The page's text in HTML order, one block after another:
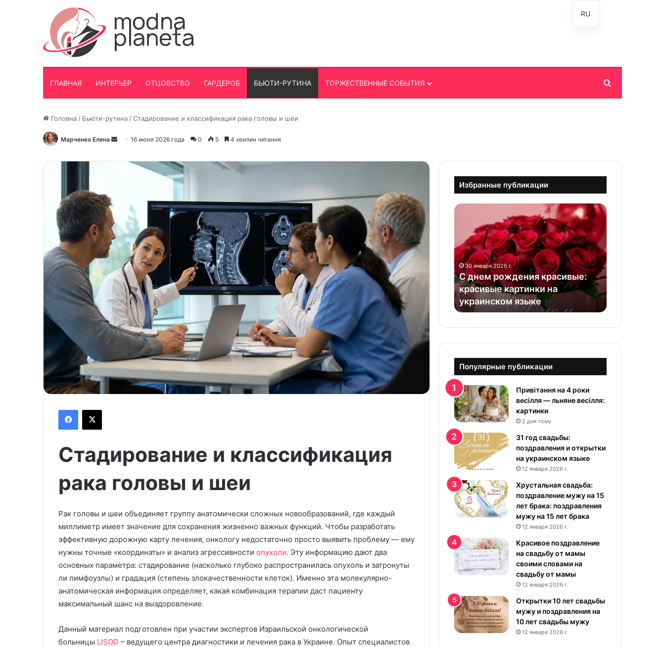
ГЛАВНАЯ ИНТЕРЬЕР ОТЦОВСТВО ГАРДЕРОБ БЬЮТИ-РУТИНА ТОРЖЕСТВЕННЫЕ СОБЫТИЯ
Головна / Бьюти-рутина /Стадирование и классификация рака головы и шеи
Марченко Елена
Отправить
16 июня 2026 года 0 5 4 хвилин читання
Стадирование и классификация
рака головы и шеи
Рак головы и шеи объединяет группу анатомически сложных новообразований, где каждый
миллиметр имеет значение для сохранения жизненно важных функций. Чтобы разработать
эффективную дорожную карту лечения, онкологу недостаточно просто выявить проблему — ему
нужны точные «координаты» и анализ агрессивности опухоли. Эту информацию дают два
основных параметра: стадирование (насколько глубоко распространилась опухоль и затронуты
ли лимфоузлы) и градация (степень злокачественности клеток). Именно эта молекулярно-
анатомическая информация определяет, какая комбинация терапии даст пациенту
максимальный шанс на выздоровление.
Данный материал подготовлен при участии экспертов Израильской онкологической
больницы LISOD – ведущего центра диагностики и лечения рака в Украине. Опыт специалистов
Избранные публикации
С
м
р
о
ж
д
е
н
к
с
и
в
ы
е
:
к
р
с
и
в
ы
е
р
т
и
н
и
н
а
у
к
30 января 2026 г.
С днем рождения красивые:
красивые картинки на
украинском языке
Популярные публикации
Привітання на 4 роки
весілля — льняне весілля:
картинки
2 дня тому
31 год свадьбы:
поздравления и открытки
на украинском языке
12 января 2026 г.
Хрустальная свадьба:
поздравление мужу на 15
лет брака: поздравления
мужу на 15 лет брака
12 января 2026 г.
Красивое поздравление
на свадьбу от мамы
своими словами на
свадьбу от мамы
12 января 2026 г.
Открытки 10 лет свадьбы
мужу и поздравления на
10 лет свадьбы мужу
12 января 2026 г.
RU